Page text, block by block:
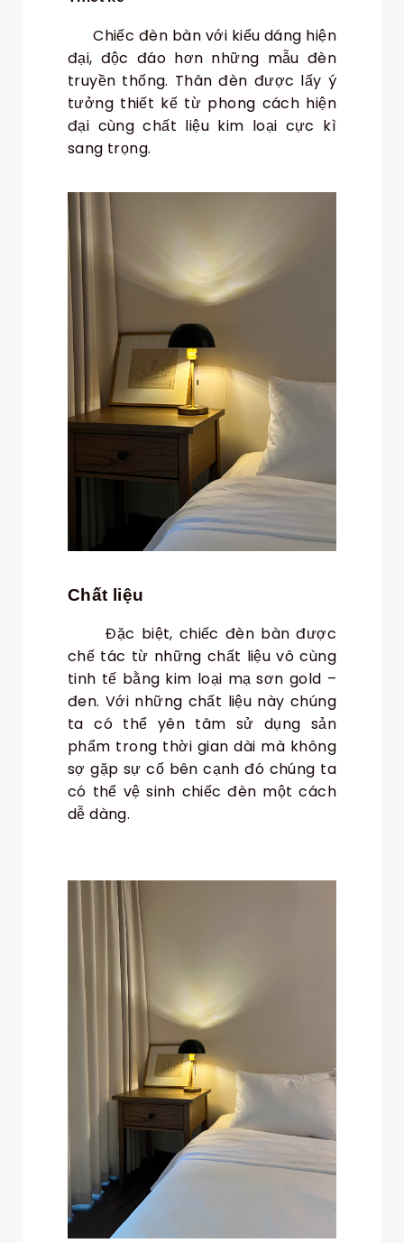
Chiếc đèn bàn với kiểu dáng hiện
đại, độc đáo hơn những mẫu đèn
truyền thống. Thân đèn được lấy ý
tưởng thiết kế từ phong cách hiện
đại cùng chất liệu kim loại cực kì
sang trọng.
Chất liệu
Đặc biệt, chiếc đèn bàn được
chế tác từ những chất liệu vô cùng
tinh tế bằng kim loại mạ sơn gold –
đen. Với những chất liệu này chúng
ta có thể yên tâm sử dụng sản
phẩm trong thời gian dài mà không
sợ gặp sự cố bên cạnh đó chúng ta
có thể vệ sinh chiếc đèn một cách
dễ dàng.